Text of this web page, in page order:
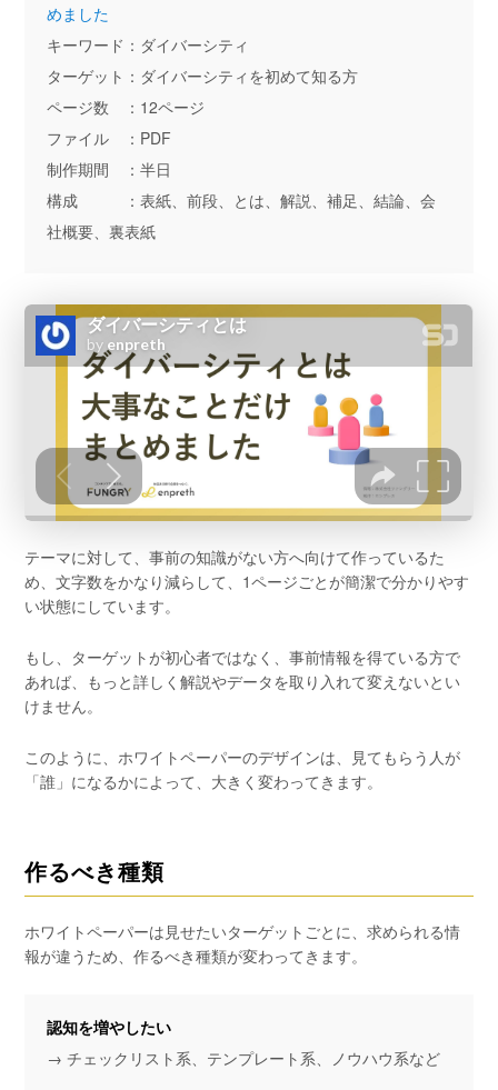
めました
キーワード：ダイバーシティ
ターゲット：ダイバーシティを初めて知る方
ページ数 ：12ページ
ファイル ：PDF
制作期間 ：半日
構成 ：表紙、前段、とは、解説、補足、結論、会
社概要、裏表紙
テーマに対して、事前の知識がない方へ向けて作っているた
め、文字数をかなり減らして、1ページごとが簡潔で分かりやす
い状態にしています。
もし、ターゲットが初心者ではなく、事前情報を得ている方で
あれば、もっと詳しく解説やデータを取り入れて変えないとい
けません。
このように、ホワイトペーパーのデザインは、見てもらう人が
「誰」になるかによって、大きく変わってきます。
作るべき種類
ホワイトペーパーは見せたいターゲットごとに、求められる情
報が違うため、作るべき種類が変わってきます。
認知を増やしたい
→ チェックリスト系、テンプレート系、ノウハウ系など